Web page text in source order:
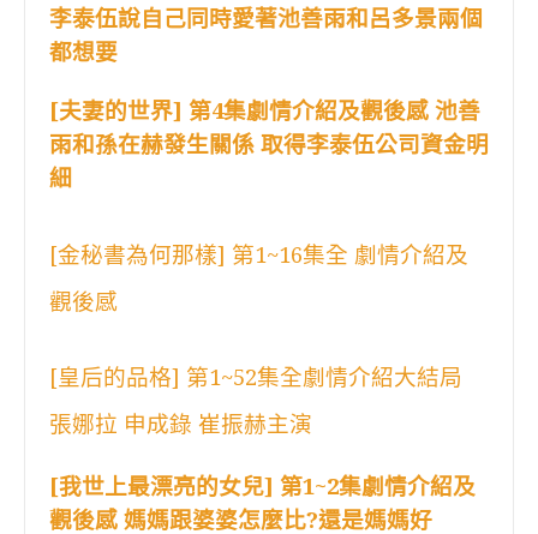
李泰伍說自己同時愛著池善雨和呂多景兩個
都想要
[夫妻的世界] 第4集劇情介紹及觀後感 池善
雨和孫在赫發生關係 取得李泰伍公司資金明
細
[金秘書為何那樣] 第1~16集全 劇情介紹及
觀後感
[皇后的品格] 第1~52集全劇情介紹大結局
張娜拉 申成錄 崔振赫主演
[我世上最漂亮的女兒] 第1~2集劇情介紹及
觀後感 媽媽跟婆婆怎麼比?還是媽媽好